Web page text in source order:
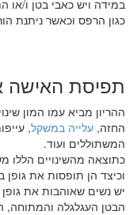
במידה ויש כאבי בטן ו/או
כגון הרפס וכאשר ניתנת
תפיסת האישה
ההריון מביא עמו המון
החזה, עלייה במשקל,
המשתוללים ועוד.
כתוצאה מהשינויים הללו
וכיצד הן תופסות את גופן
יש נשים שאוהבות את
הבטן העגלגלה והמתוחה,